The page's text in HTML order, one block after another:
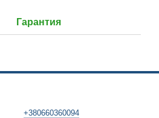
Гарантия
+380660360094